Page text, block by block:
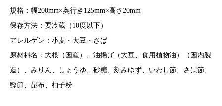
規格：幅200mm×奥行き125mm×高さ20mm
保存方法：要冷蔵（10度以下）
アレルゲン：小麦・大豆・さば
原材料名：大根（国産）、油揚げ（大豆、食用植物油）（国内製
造）、みりん、しょうゆ、砂糖、刻みゆず、いわし節、さば節、
鰹節、昆布、柚子粉